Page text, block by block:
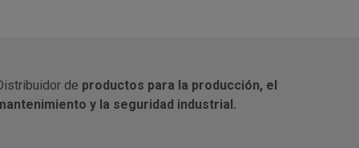
de productos para la producción, el
y la seguridad industrial.